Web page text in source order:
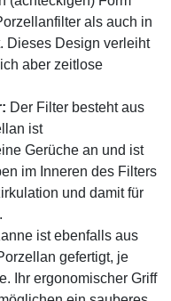
als auch in
Dieses Design verleiht
aber zeitlose
Der Filter besteht aus
ist
Gerüche an und ist
im Inneren des Filters
und damit für
ist ebenfalls aus
gefertigt, je
Ihr ergonomischer Griff